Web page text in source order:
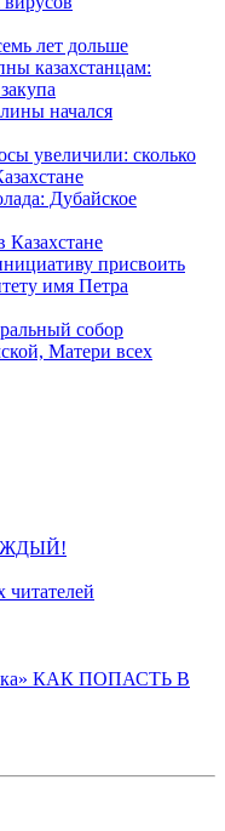
лет дольше
казахстанцам:
начался
увеличили: сколько
Дубайское
присвоить
имя Петра
собор
Матери всех
читателей
КАК ПОПАСТЬ В